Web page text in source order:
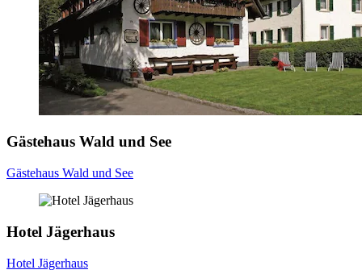
Gästehaus Wald und See
Gästehaus Wald und See
Hotel Jägerhaus
Hotel Jägerhaus